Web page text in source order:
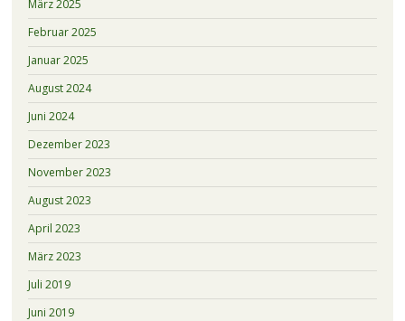
März 2025
Februar 2025
Januar 2025
August 2024
Juni 2024
Dezember 2023
November 2023
August 2023
April 2023
März 2023
Juli 2019
Juni 2019